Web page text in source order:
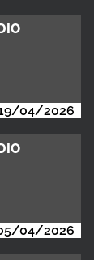
04/2026
04/2026